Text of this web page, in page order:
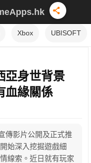
Xbox UBISOFT
亞身世背景
血緣關係
傳影片公開及正式推
始深入挖掘遊戲細
線索。近日就有玩家